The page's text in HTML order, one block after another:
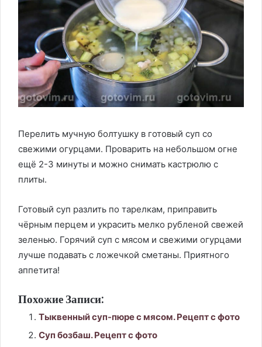
Перелить мучную болтушку в готовый суп со
свежими огурцами. Проварить на небольшом огне
ещё 2-3 минуты и можно снимать кастрюлю с
плиты.
Готовый суп разлить по тарелкам, приправить
чёрным перцем и украсить мелко рубленой свежей
зеленью. Горячий суп с мясом и свежими огурцами
лучше подавать с ложечкой сметаны. Приятного
аппетита!
Похожие Записи:
Тыквенный суп-пюре с мясом. Рецепт с фото
Суп бозбаш. Рецепт с фото